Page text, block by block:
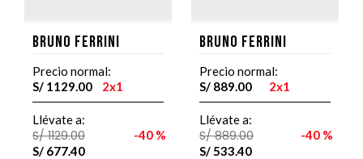
Bruno Ferrini
Precio normal:
S/ 1129.00 2x1
Llévate a:
S/ 1129.00
S/ 677.40
40 %
Bruno Ferrini
Precio normal:
S/ 889.00 2x1
Llévate a:
S/ 889.00
S/533.40
40 %